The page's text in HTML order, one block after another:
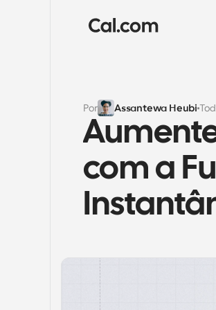
Por Assantewa Heubi
com a